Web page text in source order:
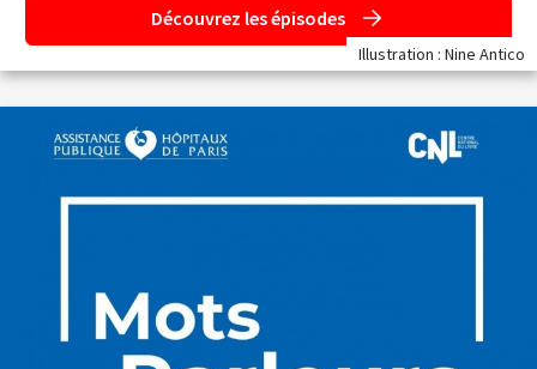
Découvrez les épisodes
Illustration : Nine Antico